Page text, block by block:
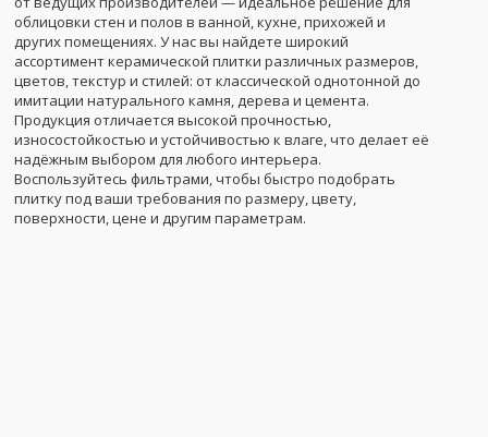
облицовки стен и полов в ванной, кухне, прихожей и
других помещениях. У нас вы найдете широкий
ассортимент керамической плитки различных размеров,
цветов, текстур и стилей: от классической однотонной до
имитации натурального камня, дерева и цемента.
Продукция отличается высокой прочностью,
износостойкостью и устойчивостью к влаге, что делает её
надёжным выбором для любого интерьера.
Воспользуйтесь фильтрами, чтобы быстро подобрать
плитку под ваши требования по размеру, цвету,
поверхности, цене и другим параметрам.